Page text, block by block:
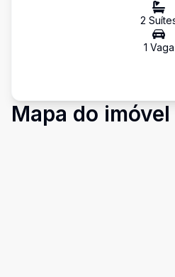
2 Suíte
1 Vaga
Mapa do imóvel